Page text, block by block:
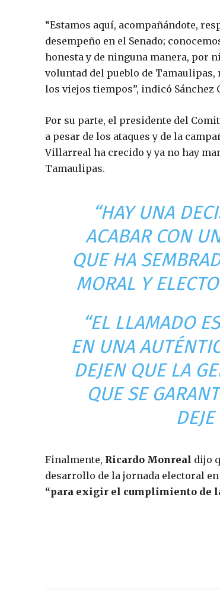
“Estamos aquí, acompañándote,
desempeño en el Senado;
honesta y de ninguna manera, por
voluntad del pueblo de Tamaulipas,
los viejos tiempos”, indicó Sánchez
Por su parte, el presidente del
a pesar de los ataques y de la
Villarreal ha crecido y ya no hay
Tamaulipas.
“HAY UNA
ACABAR CON
QUE HA
MORAL Y
“EL LLAMADO
EN UNA
DEJEN QUE LA
QUE SE
Finalmente, Ricardo Monreal dijo
desarrollo de la jornada electoral en
“para exigir el cumplimiento de